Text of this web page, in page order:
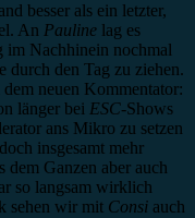
besser als ein letzter,
An Pauline lag es
im Nachhinein nochmal
durch den Tag zu ziehen.
neuen Kommentator:
länger bei ESC-Shows
ans Mikro zu setzen
insgesamt mehr
dem Ganzen aber auch
so langsam wirklich
sehen wir mit Consi auch